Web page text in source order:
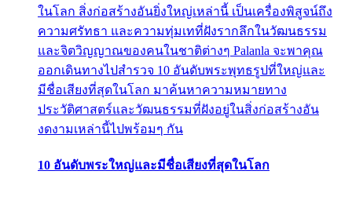
ในโลก สิ่งก่อสร้างอันยิ่งใหญ่เหล่านี้ เป็นเครื่องพิสูจน์ถึง
ความศรัทธา และความทุ่มเทที่ฝังรากลึกในวัฒนธรรม
และจิตวิญญาณของคนในชาติต่างๆ Palanla จะพาคุณ
ออกเดินทางไปสำรวจ 10 อันดับพระพุทธรูปที่ใหญ่และ
มีชื่อเสียงที่สุดในโลก มาค้นหาความหมายทาง
ประวัติศาสตร์และวัฒนธรรมที่ฝังอยู่ในสิ่งก่อสร้างอัน
งดงามเหล่านี้ไปพร้อมๆ กัน
10 อันดับพระใหญ่และมีชื่อเสียงที่สุดในโลก